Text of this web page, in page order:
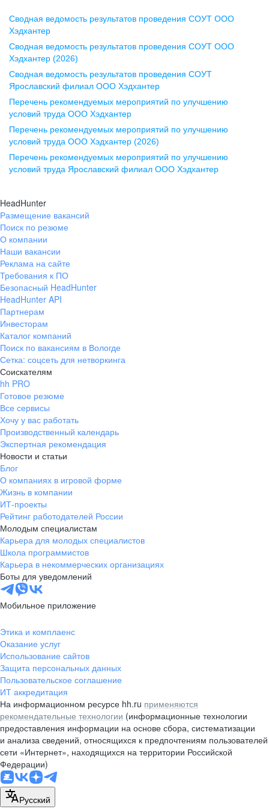
Воронеж
ул. Комиссаржевской, д. 10,
офис 1212
+7 473 280-05-05
pr@vrn.hh.ru
ул. Спартаковская, д. 2А, этаж 3,
помещение 15
+7 843 212-12-50
Екатеринбург
ул. Боевых Дружин, стр. 20,
+7 343 226-79-99
pr@ural.hh.ru
ул. Янковского, д. 169, 7 этаж,
706 каб.
+7 861 205-55-57
pr@krd.hh.ru
Владивосток
пер. Ланинский д. 4, офис 3.4
+7 423 202-33-28
pr@dv.hh.ru
Новосибирск
ул. Большевистская, д. 35,
помещение 21
+7 383 207-94-64
pr@nsk.hh.ru
Минск
пр-т Дзержинского, д. 57,
10 этаж, помещение 45-1
pr@rabota.by
Алматы
пр. Абая, д. 151, БЦ Алатау,
12 этаж, офис 1209
+7 727 232-13-13
pr@headhunter.com.kz
Сводная ведомость результатов проведения СОУТ ООО
Хэдхантер
Сводная ведомость результатов проведения СОУТ ООО
Хэдхантер (2026)
Сводная ведомость результатов проведения СОУТ
Ярославский филиал ООО Хэдхантер
Перечень рекомендуемых мероприятий по улучшению
условий труда ООО Хэдхантер
Перечень рекомендуемых мероприятий по улучшению
условий труда ООО Хэдхантер (2026)
Перечень рекомендуемых мероприятий по улучшению
условий труда Ярославский филиал ООО Хэдхантер
HeadHunter
Размещение вакансий
Поиск по резюме
О компании
Наши вакансии
Реклама на сайте
Требования к ПО
Безопасный HeadHunter
HeadHunter API
Партнерам
Инвесторам
Каталог компаний
Поиск по вакансиям в Вологде
Сетка: соцсеть для нетворкинга
Соискателям
hh PRO
Готовое резюме
Все сервисы
Хочу у вас работать
Производственный календарь
Экспертная рекомендация
Новости и статьи
Блог
О компаниях в игровой форме
Жизнь в компании
ИТ-проекты
Рейтинг работодателей России
Молодым специалистам
Карьера для молодых специалистов
Школа программистов
Карьера в некоммерческих организациях
Боты для уведомлений
Мобильное приложение
Этика и комплаенс
Оказание услуг
Использование сайтов
Защита персональных данных
Пользовательское соглашение
ИТ аккредитация
На информационном ресурсе hh.ru применяются
рекомендательные технологии (информационные технологии
предоставления информации на основе сбора, систематизации
и анализа сведений, относящихся к предпочтениям пользователей
сети «Интернет», находящихся на территории Российской
Федерации)
Русский